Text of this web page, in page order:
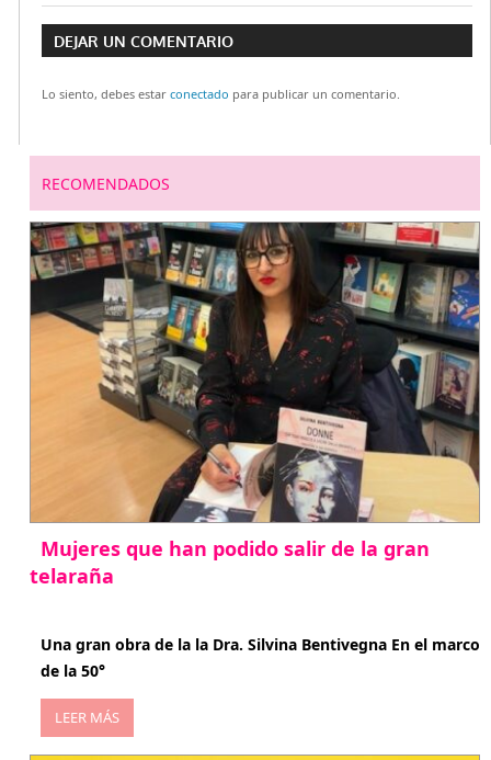
Navegación
de
entradas
anterior:
siguiente:
DEJAR UN COMENTARIO
Lo siento, debes estar conectado para publicar un comentario.
RECOMENDADOS
Mujeres que han podido salir de la gran
telaraña
Una gran obra de la la Dra. Silvina Bentivegna En el marco
de la 50°
LEER MÁS